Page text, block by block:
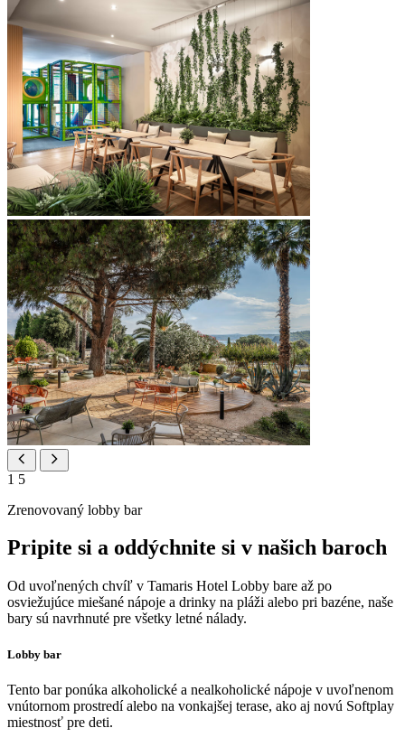
1 5
Zrenovovaný lobby bar
Pripite si a oddýchnite si v našich baroch
Od uvoľnených chvíľ v Tamaris Hotel Lobby bare až po
osviežujúce miešané nápoje a drinky na pláži alebo pri bazéne, naše
bary sú navrhnuté pre všetky letné nálady.
Lobby bar
Tento bar ponúka alkoholické a nealkoholické nápoje v uvoľnenom
vnútornom prostredí alebo na vonkajšej terase, ako aj novú Softplay
miestnosť pre deti.